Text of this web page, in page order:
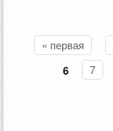
Страницы
« первая
6 7